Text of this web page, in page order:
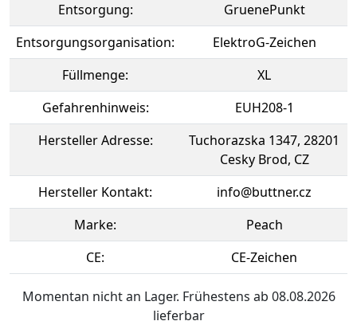
Entsorgung:
GruenePunkt
Entsorgungsorganisation:
ElektroG-Zeichen
Füllmenge:
XL
Gefahrenhinweis:
EUH208-1
Hersteller Adresse:
Tuchorazska 1347, 28201
Cesky Brod, CZ
Hersteller Kontakt:
info@buttner.cz
Marke:
Peach
CE:
CE-Zeichen
Momentan nicht an Lager. Frühestens ab 08.08.2026
lieferbar